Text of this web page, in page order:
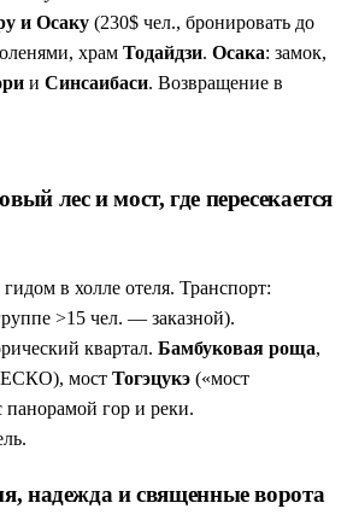
и Осаку (230$ чел., бронировать до
храм Тодайдзи. Осака: замок,
и Синсаибаси. Возвращение в
лес и мост, где пересекается
в холле отеля. Транспорт:
>15 чел. — заказной).
квартал. Бамбуковая роща,
мост Тогэцукэ («мост
панорамой гор и реки.
надежда и священные ворота